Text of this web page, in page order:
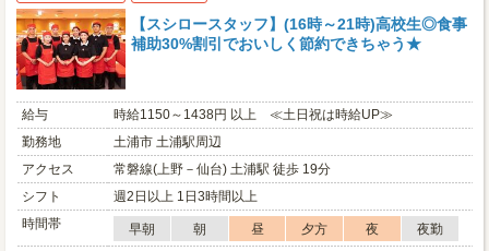
【スシロースタッフ】(16時～21時)高校生◎食事
補助30%割引でおいしく節約できちゃう★
給与
時給1150～1438円 以上 ≪土日祝は時給UP≫
勤務地
土浦市 土浦駅周辺
アクセス
常磐線(上野－仙台) 土浦駅 徒歩 19分
シフト
週2日以上 1日3時間以上
時間帯
早朝 朝 昼 夕方 夜
夜勤